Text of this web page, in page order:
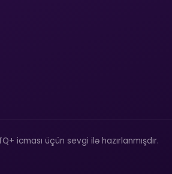
icması üçün sevgi ilə hazırlanmışdır.